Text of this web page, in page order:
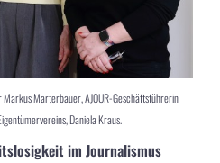
Marterbauer, AJOUR-Geschäftsführerin
Daniela Kraus.
im Journalismus